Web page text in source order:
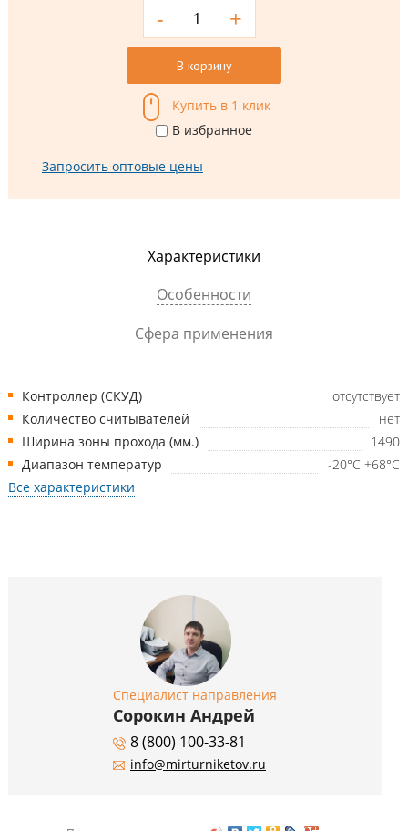
- +
В корзину
Купить в 1 клик
В избранное
Запросить оптовые цены
Характеристики
Особенности
Сфера применения
Контроллер (СКУД)
отсутствует
Количество считывателей
нет
Ширина зоны прохода (мм.)
1490
Диапазон температур
-20°С +68°С
Все характеристики
Специалист направления
Сорокин Андрей
8 (800) 100-33-81
info@mirturniketov.ru